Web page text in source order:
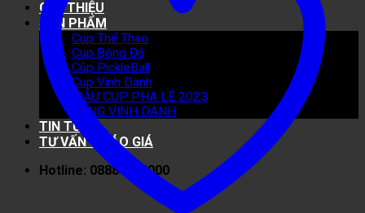
GIỚI THIỆU
SẢN PHẨM
Cup Thể Thao
Cup Bóng Đá
Cúp PickleBall
Cup Vinh Danh
MẪU CUP PHA LÊ 2023
BẢNG VINH DANH
TIN TỨC
TƯ VẤN & BÁO GIÁ
Hotline: 0888 40 8000